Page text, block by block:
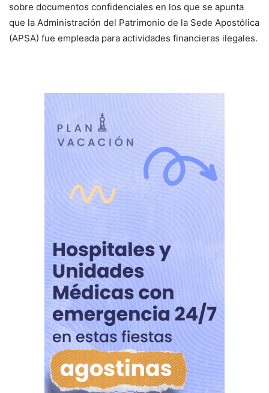
sobre documentos confidenciales en los que se apunta
que la Administración del Patrimonio de la Sede Apostólica
(APSA) fue empleada para actividades financieras ilegales.